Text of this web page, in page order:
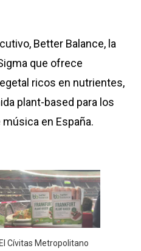
Better Balance, la
que ofrece
ricos en nutrientes,
plant-based para los
en España.
​El Cívitas Metropolitano